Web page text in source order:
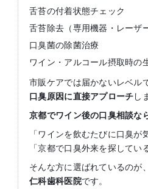
舌苔の付着状態チェック
舌苔除去（専用機器・レーザ
口臭菌の除菌治療
ワイン・アルコール摂取時の
市販ケアでは届かないレベル
口臭原因に直接アプローチし
京都でワイン後の口臭相談な
「ワインを飲むたびに口臭が
「京都で口臭外来を探してい
そんな方に選ばれているのが、
仁科歯科医院です。